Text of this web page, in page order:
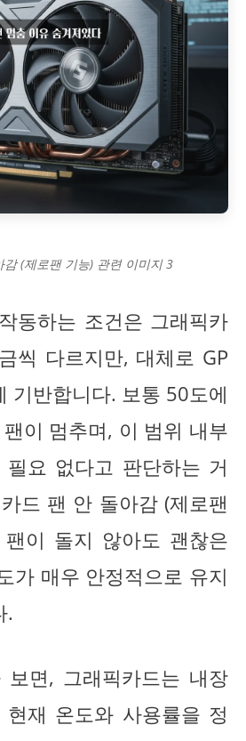
(제로팬 기능) 관련 이미지 3
동하는 조건은 그래픽카
씩 다르지만, 대체로 GP
기반합니다. 보통 50도에
이 멈추며, 이 범위 내부
요 없다고 판단하는 거
드 팬 안 돌아감 (제로팬
이 돌지 않아도 괜찮은
가 매우 안정적으로 유지
.
면, 그래픽카드는 내장
재 온도와 사용률을 정